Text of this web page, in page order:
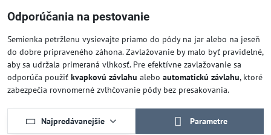
Odporúčania na pestovanie
Semienka petržlenu vysievajte priamo do pôdy na jar alebo na jeseň
do dobre pripraveného záhona. Zavlažovanie by malo byť pravidelné,
aby sa udržala primeraná vlhkosť. Pre efektívne zavlažovanie sa
odporúča použiť kvapkovú závlahu alebo automatickú závlahu, ktoré
zabezpečia rovnomerné zvlhčovanie pôdy bez presakovania.
Najpredávanejšie Parametre